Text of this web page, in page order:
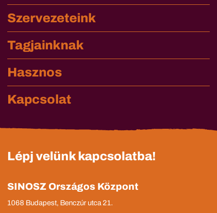
Szervezeteink
Tagjainknak
Hasznos
Kapcsolat
Lépj velünk kapcsolatba!
SINOSZ Országos Központ
1068 Budapest, Benczúr utca 21.